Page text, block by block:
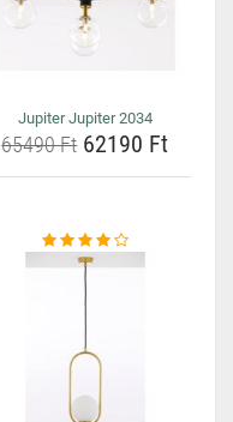
Jupiter Jupiter 2034
65490 Ft62190 Ft